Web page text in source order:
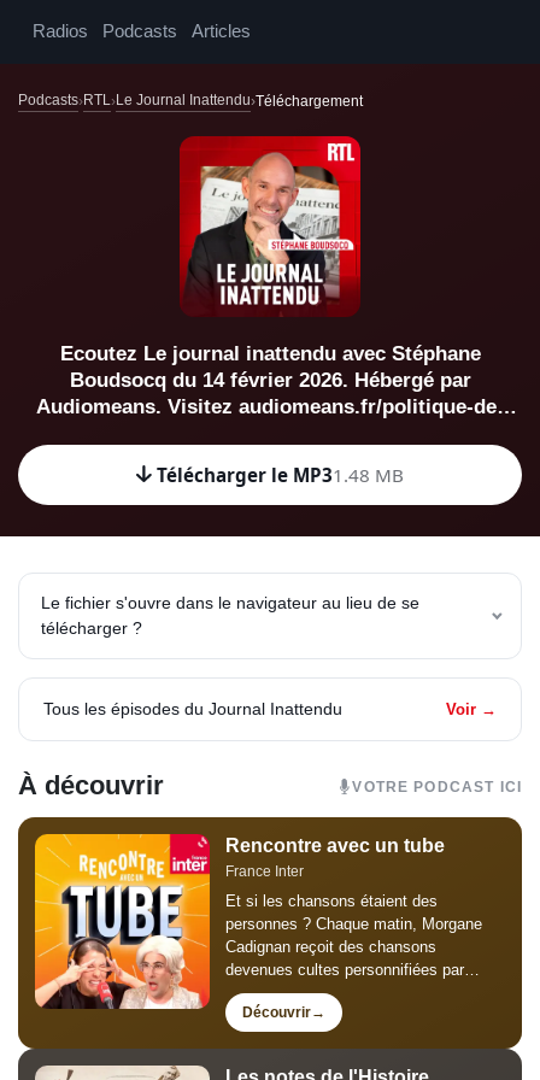
Radios Podcasts Articles
Podcasts RTL Le Journal Inattendu Téléchargement
Ecoutez Le journal inattendu avec Stéphane
Boudsocq du 14 février 2026. Hébergé par
Audiomeans. Visitez audiomeans.fr/politique-de-
Télécharger le MP31.48 MB
Le fichier s'ouvre dans le navigateur au lieu de se
télécharger ?
Tous les épisodes du Journal Inattendu Voir →
À découvrir VOTRE PODCAST ICI
Rencontre avec un tube
France Inter
Et si les chansons étaient des
personnes ? Chaque matin, Morgane
Cadignan reçoit des chansons
devenues cultes personnifiées par
Thomas Poitevin pour un faux grand
entretien de trois minutes : humour,
Découvrir